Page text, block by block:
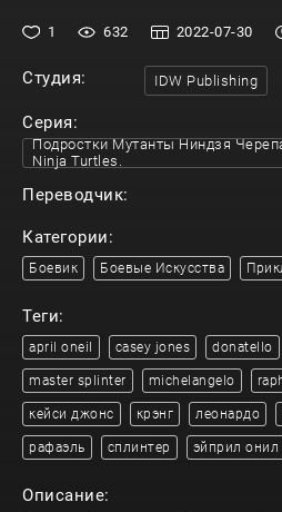
1 632 2022-07-30
Студия: IDW Publishing
Серия:
Подростки Мутанты Ниндзя
Ninja Turtles.
Переводчик:
Категории:
Боевик Боевые Искусства
Теги:
april oneil casey jones donatello
master splinter michelangelo
кейси джонс крэнг леонардо
рафаэль сплинтер эйприл онил
Описание: